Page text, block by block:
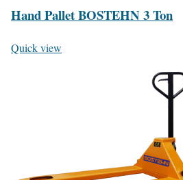
Hand Pallet BOSTEHN 3 Ton
Quick view